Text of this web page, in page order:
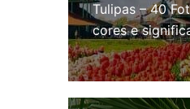
Tulipas – 40
cores e